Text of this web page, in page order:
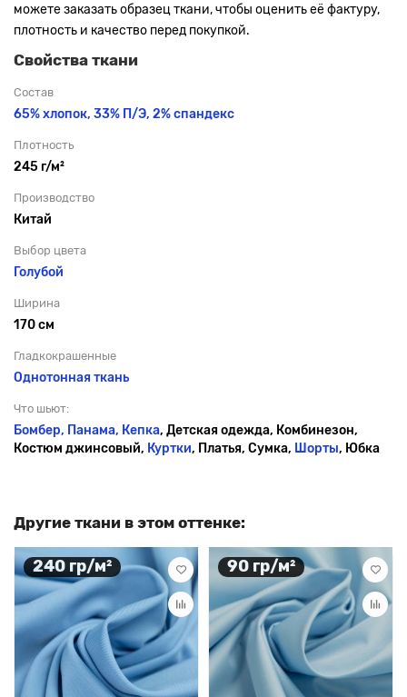
можете заказать образец ткани, чтобы оценить её фактуру,
плотность и качество перед покупкой.
Свойства ткани
Состав
65% хлопок, 33% П/Э, 2% спандекс
Плотность
245 г/м²
Производство
Китай
Выбор цвета
Голубой
Ширина
170 см
Гладкокрашенные
Однотонная ткань
Что шьют:
Бомбер, Панама, Кепка, Детская одежда, Комбинезон,
Костюм джинсовый, Куртки, Платья, Сумка, Шорты, Юбка
Другие ткани в этом оттенке:
240 гр/м² 90 гр/м²